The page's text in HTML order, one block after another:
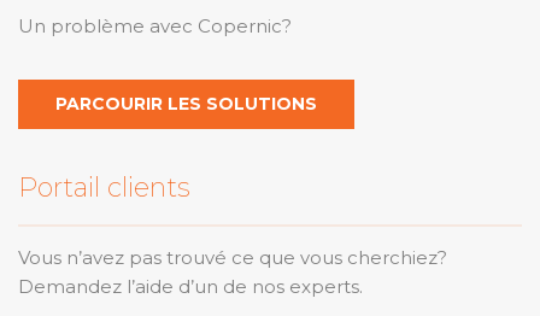
Un problème avec Copernic?
PARCOURIR LES SOLUTIONS
Portail clients
Vous n’avez pas trouvé ce que vous cherchiez?
Demandez l’aide d’un de nos experts.